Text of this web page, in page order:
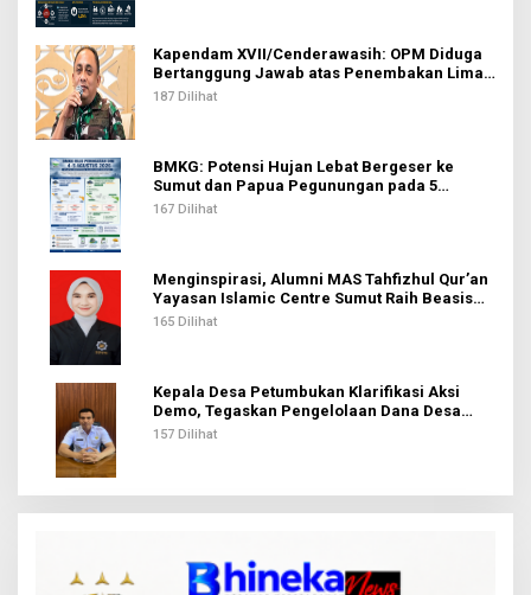
Kapendam XVII/Cenderawasih: OPM Diduga
Bertanggung Jawab atas Penembakan Lima
Pekerja di Tolikara
187 Dilihat
BMKG: Potensi Hujan Lebat Bergeser ke
Sumut dan Papua Pegunungan pada 5
Agustus
167 Dilihat
Menginspirasi, Alumni MAS Tahfizhul Qur’an
Yayasan Islamic Centre Sumut Raih Beasiswa
BIB Kemenag
165 Dilihat
Kepala Desa Petumbukan Klarifikasi Aksi
Demo, Tegaskan Pengelolaan Dana Desa
Sesuai Aturan
157 Dilihat